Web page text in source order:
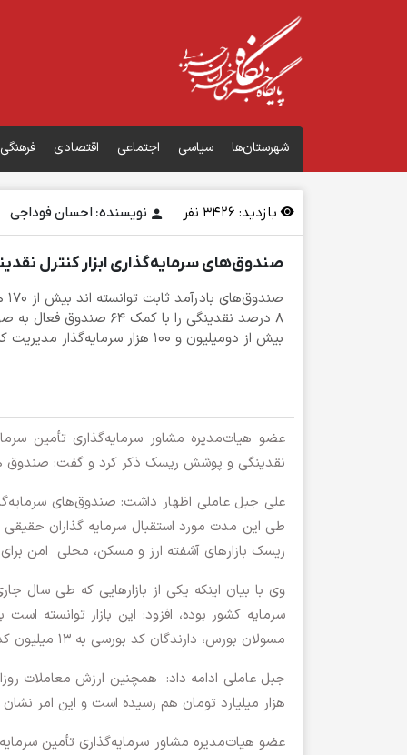
شهرستان‌ها سیاسی اجتماعی اقتصادی فرهنگی
بازدید: نفر نویسنده: احسان فوداجی
صندوق‌های سرمایه‌گذاری ابزار کنترل
۸ درصد نقدینگی را با کمک
بیش از دومیلیون و ۱۰۰ هزار سرمایه‌گذار مدیریت کنند.
عضو هیات‌مدیره مشاور سرمایه‌گذاری تأمین
نقدینگی و پوشش ریسک ذکر کرد و گفت: صندوق های بادرآمد ثابت
علی جبل عاملی اظهار داشت: صندوق‌های
طی این مدت مورد استقبال سرمایه گذاران
ریسک بازارهای آشفته ارز و مسکن، محلی امن
وی با بیان اینکه یکی از بازارهایی که طی سال
سرمایه کشور بوده، افزود: این بازار توانسته
مسولان بورس، دارندگان کد بورسی به ۱۳ میلیون کد و معادل ۱۶ درصد جمعیت کشور رسیده‌اند که خبر خوبی محسوب می‌شود.
جبل عاملی ادامه داد: همچنین ارزش معاملات
هزار میلیارد تومان هم رسیده است و این امر
عضو هیات‌مدیره مشاور سرمایه‌گذاری تأمین